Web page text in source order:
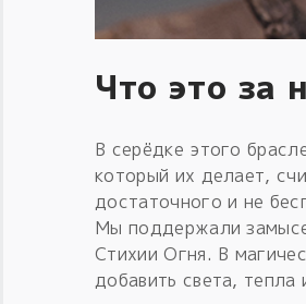
Что это за
В серёдке этого
который их делает,
достаточного и не
Мы поддержали
Стихии Огня. В
добавить света, тепла